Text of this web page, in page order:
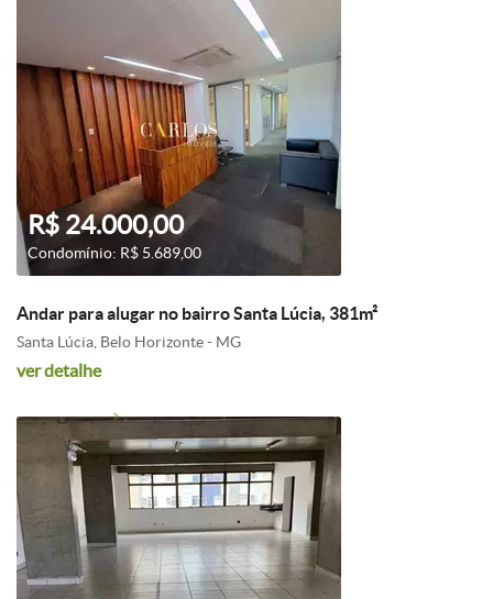
R$ 24.000,00
Condomínio: R$ 5.689,00
Andar para alugar no bairro Santa Lúcia, 381m²
Santa Lúcia, Belo Horizonte - MG
ver detalhe